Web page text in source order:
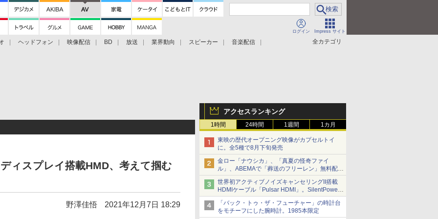
ログイン Impress サイト
全カテゴリ
ヘッドフォン 映像配信 BD 放送 業界動向 スピーカー
音楽配信
アクセスランキング
1時間 24時間 1週間 1カ月
東映の歴代オープニング映像がカプセルトイ
に。全5種で8月下旬発売
金ロー「ナウシカ」、「真夏の怪奇ファイ
ル」、ABEMAで「葬送のフリーレン」無料配信
など。夏の特番・配信情報
世界初アクティブノイズキャンセリングII搭載
HDMIケーブル「Pulsar HDMI」。SilentPower
から
「バック・トゥ・ザ・フューチャー」の時計台
をモチーフにした腕時計。1985本限定
ィスプレイ搭載HMD、考えて掴む
野澤佳悟 2021年12月7日 18:29